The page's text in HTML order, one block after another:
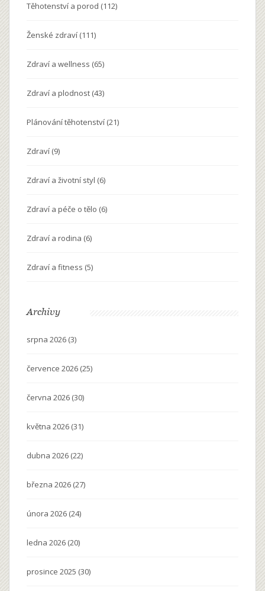
Těhotenství a porod (112)
Ženské zdraví (111)
Zdraví a wellness (65)
Zdraví a plodnost (43)
Plánování těhotenství (21)
Zdraví (9)
Zdraví a životní styl (6)
Zdraví a péče o tělo (6)
Zdraví a rodina (6)
Zdraví a fitness (5)
Archivy
srpna 2026 (3)
července 2026 (25)
června 2026 (30)
května 2026 (31)
dubna 2026 (22)
března 2026 (27)
února 2026 (24)
ledna 2026 (20)
prosince 2025 (30)